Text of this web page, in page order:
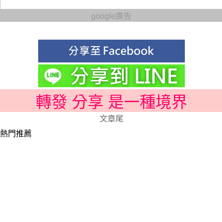
google廣告
轉發 分享 是一種境界
文章尾
熱門推薦